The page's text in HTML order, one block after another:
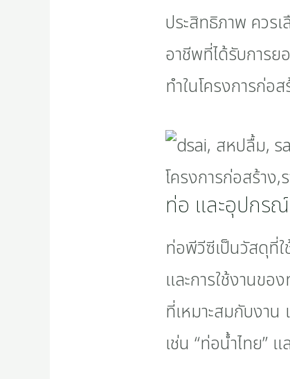
ประสิทธิภาพ ควร
อาชีพที่ได้รับการ
ทำในโครงการก่อส
ท่อ และอุปกร
ท่อพีวีซีเป็นวัสดุที่ใ
และการใช้งานข
ที่เหมาะสมกับงาน
เช่น “ท่อน้ำไทย” แ